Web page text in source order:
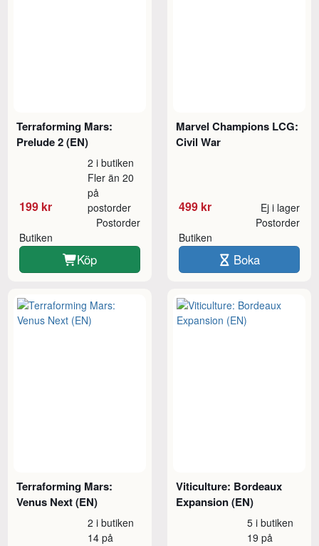
Terraforming Mars:
Prelude 2 (EN)
199 kr
2 i butiken
Fler än 20
på
postorder
Butiken
Postorder
Köp
Marvel Champions LCG:
Civil War
499 kr Ej i lager
Butiken
Postorder
Boka
Terraforming Mars:
Venus Next (EN)
2 i butiken
14 på
Viticulture: Bordeaux
Expansion (EN)
5 i butiken
19 på